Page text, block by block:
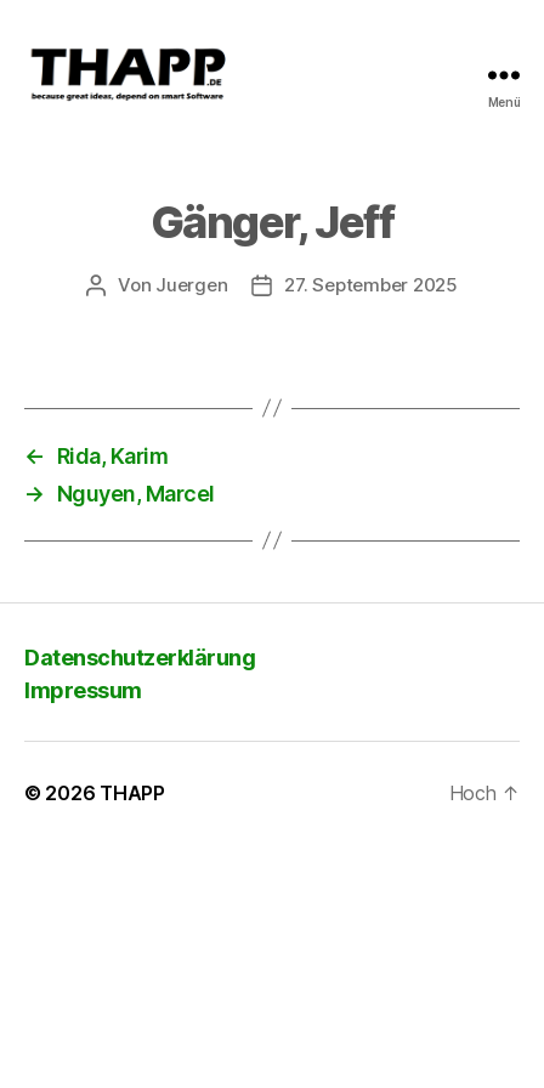
Menü
Gänger, Jeff
Beitragsautor
Von Juergen Beitragsdatum
27. September 2025
←
Rida, Karim
→
Nguyen, Marcel
Datenschutzerklärung
Impressum
© 2026 THAPP Hoch ↑